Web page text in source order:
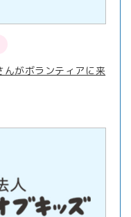
がボランティアに来